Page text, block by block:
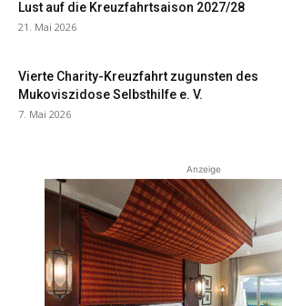
Lust auf die Kreuzfahrtsaison 2027/28
21. Mai 2026
Vierte Charity-Kreuzfahrt zugunsten des
Mukoviszidose Selbsthilfe e. V.
7. Mai 2026
Anzeige